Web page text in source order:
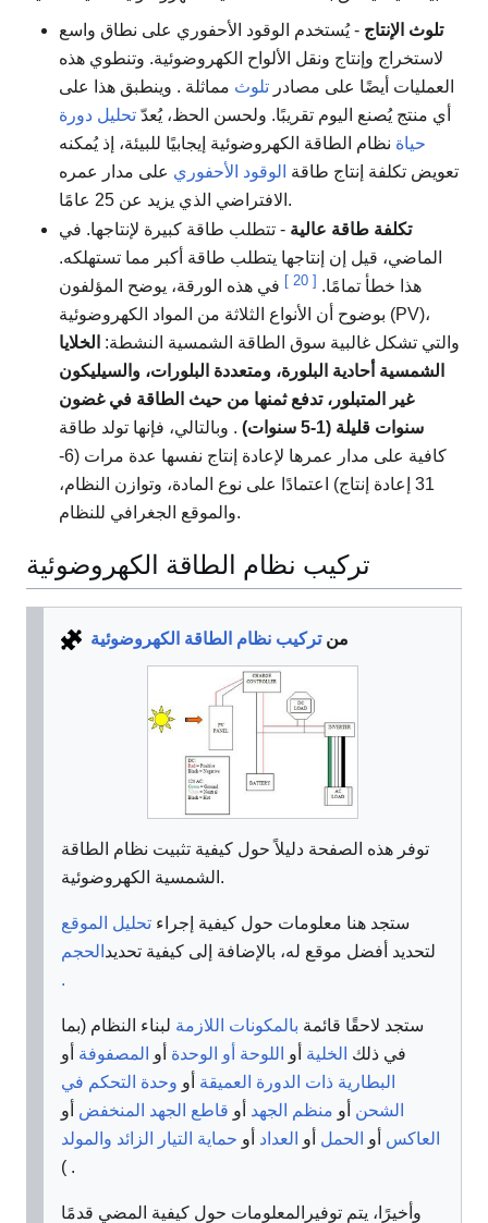
تلوث الإنتاج - يُستخدم الوقود الأحفوري على نطاق واسع
لاستخراج وإنتاج ونقل الألواح الكهروضوئية. وتنطوي هذه
العمليات أيضًا على مصادر تلوث مماثلة . وينطبق هذا على
أي منتج يُصنع اليوم تقريبًا. ولحسن الحظ، يُعدّ تحليل دورة
حياة نظام الطاقة الكهروضوئية إيجابيًا للبيئة، إذ يُمكنه
تعويض تكلفة إنتاج طاقة الوقود الأحفوري على مدار عمره
الافتراضي الذي يزيد عن 25 عامًا.
تكلفة طاقة عالية - تتطلب طاقة كبيرة لإنتاجها. في
الماضي، قيل إن إنتاجها يتطلب طاقة أكبر مما تستهلكه.
هذا خطأ تمامًا. [
] في هذه الورقة، يوضح المؤلفون
بوضوح أن الأنواع الثلاثة من المواد الكهروضوئية (PV)،
والتي تشكل غالبية سوق الطاقة الشمسية النشطة: الخلايا
الشمسية أحادية البلورة، ومتعددة البلورات، والسيليكون
غير المتبلور، تدفع ثمنها من حيث الطاقة في غضون
سنوات قليلة (1-5 سنوات)
. وبالتالي، فإنها تولد طاقة
كافية على مدار عمرها لإعادة إنتاج نفسها عدة مرات (6-
31 إعادة إنتاج) اعتمادًا على نوع المادة، وتوازن النظام،
والموقع الجغرافي للنظام.
تركيب نظام الطاقة الكهروضوئية
منتركيب نظام الطاقة الكهروضوئية
توفر هذه الصفحة دليلاً حول كيفية تثبيت نظام الطاقة
الشمسية الكهروضوئية.
ستجد هنا معلومات حول كيفية إجراء تحليل الموقع
لتحديد أفضل موقع له، بالإضافة إلى كيفية تحديد الحجم
.
ستجد لاحقًا قائمة بالمكونات اللازمة لبناء النظام (بما
في ذلك الخلية أو اللوحة أو الوحدة أو المصفوفة أو
البطارية ذات الدورة العميقة أو وحدة التحكم في
الشحن أو منظم الجهد أو قاطع الجهد المنخفض أو
العاكس أو الحمل أو العداد أو حماية التيار الزائد والمولد
.
وأخيرًا، يتم توفير المعلومات حول كيفية المضي قدمًا